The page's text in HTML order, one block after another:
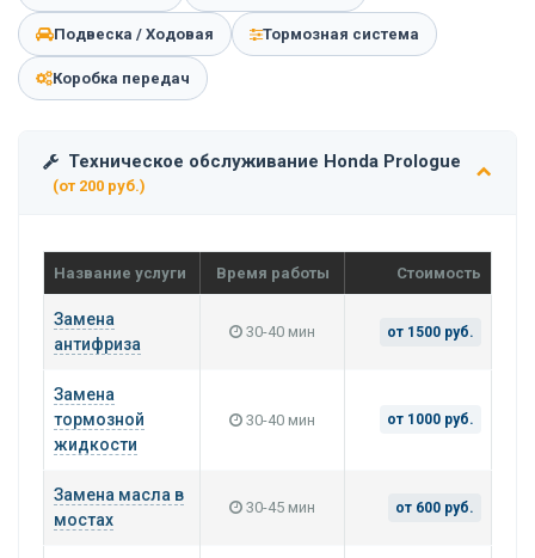
Подвеска / Ходовая Тормозная система
Коробка передач
Техническое обслуживание Honda Prologue
(от 200 руб.)
Название услуги Время работы Стоимость
Замена
антифриза
30-40 мин от 1500 руб.
Замена
тормозной
жидкости
30-40 мин от 1000 руб.
Замена масла в
мостах
30-45 мин от 600 руб.